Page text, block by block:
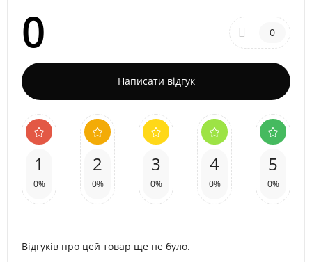
0 0
Написати відгук
1
0%
2
0%
3
0%
4
0%
5
0%
Відгуків про цей товар ще не було.